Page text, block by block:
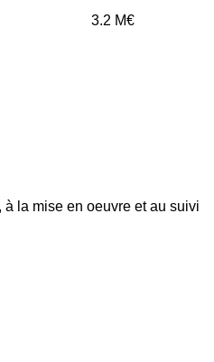
3.2 M€
la mise en oeuvre et au suivi